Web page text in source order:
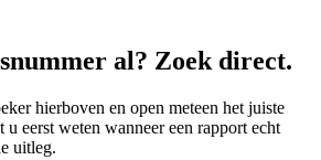
al? Zoek direct.
hierboven en open meteen het juiste
eerst weten wanneer een rapport echt
uitleg.